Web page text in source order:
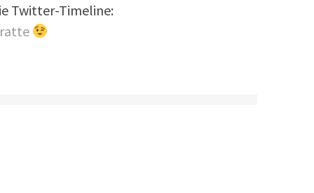
Twitter-Timeline: